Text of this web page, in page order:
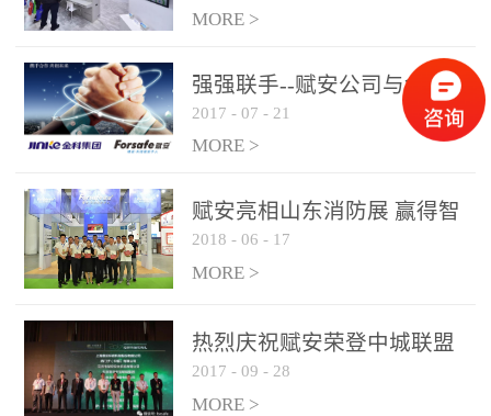
亡。图像型火灾探测器正
是针对这种高大空间建筑
物的消防设施、设备通过
现场图像的实时获取、预
处理和特征提取分析，实
现火焰的跟踪和识别。能
更早的进行预警，达到早
报早防的效果。 系统构
成示意图： 图像型火灾
和监控端两大部分组成。
两者之间通过以太网相
联，一台监控主机最多可
满落幕
MORE >
强强联手--赋安公司与金科
集团达成战略合作协议
2017 - 07 - 21
MORE >
赋安亮相山东消防展 赢得智
慧消防新荣耀
2018 - 06 - 17
MORE >
热烈庆祝赋安荣登中城联盟
联合采购战略合作平台
2017 - 09 - 28
MORE >